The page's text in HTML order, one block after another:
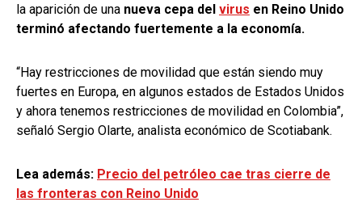
la aparición de una nueva cepa del virus en Reino Unido
terminó afectando fuertemente a la economía.
“Hay restricciones de movilidad que están siendo muy
fuertes en Europa, en algunos estados de Estados Unidos
y ahora tenemos restricciones de movilidad en Colombia”,
señaló Sergio Olarte, analista económico de Scotiabank.
Lea además: Precio del petróleo cae tras cierre de
las fronteras con Reino Unido